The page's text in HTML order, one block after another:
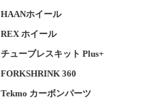
HAANホイール
REX ホイール
チューブレスキット Plus+
FORKSHRINK 360
Tekmo カーボンパーツ